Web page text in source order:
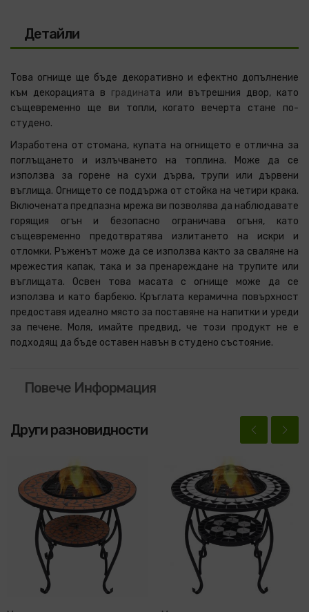
Детайли
Това огнище ще бъде декоративно и ефектно допълнение
към декорацията в градината или вътрешния двор, като
същевременно ще ви топли, когато вечерта стане по-
студено.
Изработена от стомана, купата на огнището е отлична за
поглъщането и излъчването на топлина. Може да се
използва за горене на сухи дърва, трупи или дървени
въглища. Огнището се поддържа от стойка на четири крака.
Включената предпазна мрежа ви позволява да наблюдавате
горящия огън и безопасно ограничава огъня, като
същевременно предотвратява излитането на искри и
отломки. Ръженът може да се използва както за сваляне на
мрежестия капак, така и за пренареждане на трупите или
въглищата. Освен това масата с огнище може да се
използва и като барбекю. Кръглата керамична повърхност
предоставя идеално място за поставяне на напитки и уреди
за печене. Моля, имайте предвид, че този продукт не е
подходящ да бъде оставен навън в студено състояние.
Повече Информация
Други разновидности